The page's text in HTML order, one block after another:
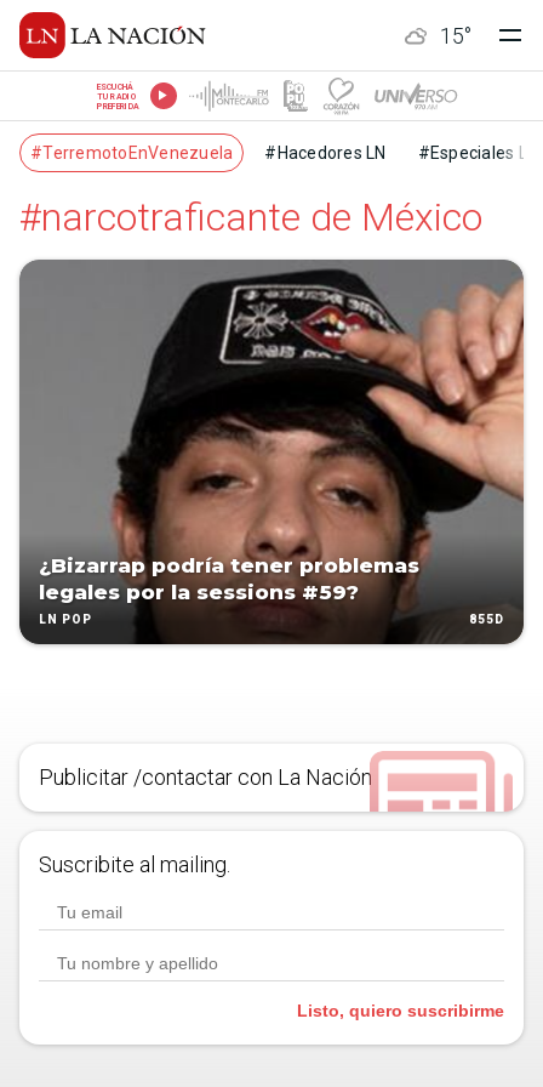
15°
ESCUCHÁ
TU RADIO
PREFERIDA
#TerremotoEnVenezuela #Hacedores LN #Especiales LN
#narcotraficante de México
¿Bizarrap podría tener problemas
legales por la sessions #59?
LN POP 855D
Publicitar /contactar con La Nación
Suscribite al mailing.
Listo, quiero suscribirme